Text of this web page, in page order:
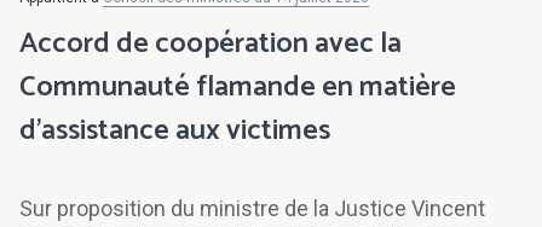
Accord de coopération avec la
Communauté flamande en matière
d’assistance aux victimes
Sur proposition du ministre de la Justice Vincent